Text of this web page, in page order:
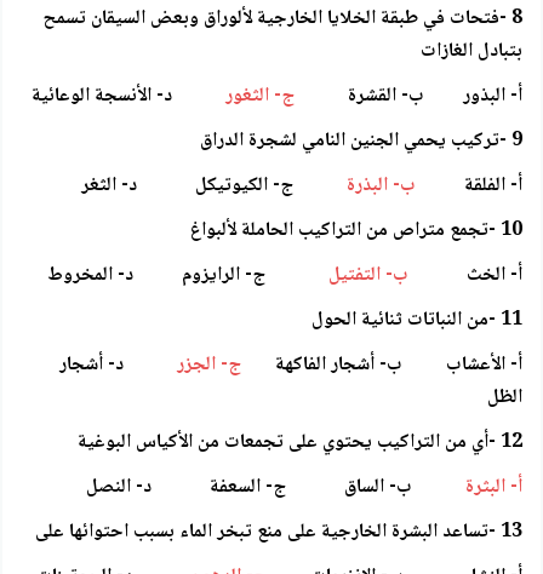
8 -فتحات في طبقة الخلايا الخارجية لألوراق وبعض السيقان تسمح
بتبادل الغازات
أ- البذور ب- القشرة
ج- الثغور
د- الأنسجة الوعائية
9 -تركيب يحمي الجنين النامي لشجرة الدراق
أ- الفلقة
ب- البذرة
ج- الكيوتيكل د- الثغر
10 -تجمع متراص من التراكيب الحاملة لألبواغ
أ- الخث
ب- التفتيل
ج- الرايزوم د- المخروط
11 -من النباتات ثنائية الحول
أ- الأعشاب ب- أشجار الفاكهة
ج- الجزر
د- أشجار
الظل
12 -أي من التراكيب يحتوي على تجمعات من الأكياس البوغية
أ- البثرة
ب- الساق ج- السعفة د- النصل
13 -تساعد البشرة الخارجية على منع تبخر الماء بسبب احتوائها على